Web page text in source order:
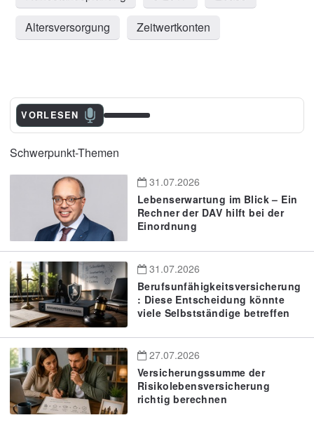
Altersversorgung
Zeitwertkonten
VORLESEN
Schwerpunkt-Themen
31.07.2026
Lebenserwartung im Blick – Ein
Rechner der DAV hilft bei der
Einordnung
31.07.2026
Berufsunfähigkeitsversicherung
: Diese Entscheidung könnte
viele Selbstständige betreffen
27.07.2026
Versicherungssumme der
Risikolebensversicherung
richtig berechnen